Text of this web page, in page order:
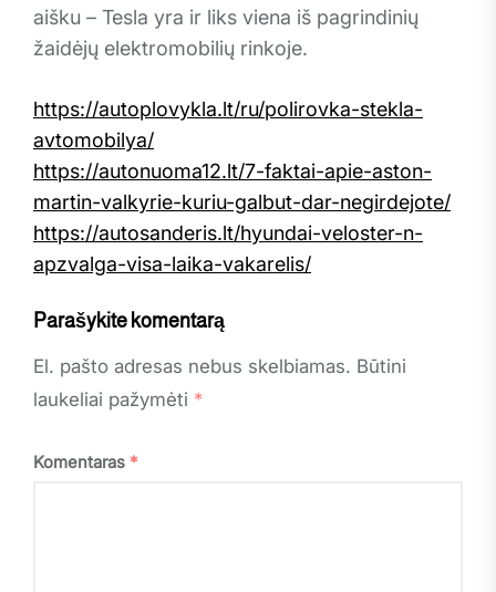
aišku – Tesla yra ir liks viena iš pagrindinių
žaidėjų elektromobilių rinkoje.
https://autoplovykla.lt/ru/polirovka-stekla-
avtomobilya/
https://autonuoma12.lt/7-faktai-apie-aston-
martin-valkyrie-kuriu-galbut-dar-negirdejote/
https://autosanderis.lt/hyundai-veloster-n-
apzvalga-visa-laika-vakarelis/
Parašykite komentarą
El. pašto adresas nebus skelbiamas. Būtini
laukeliai pažymėti *
Komentaras *